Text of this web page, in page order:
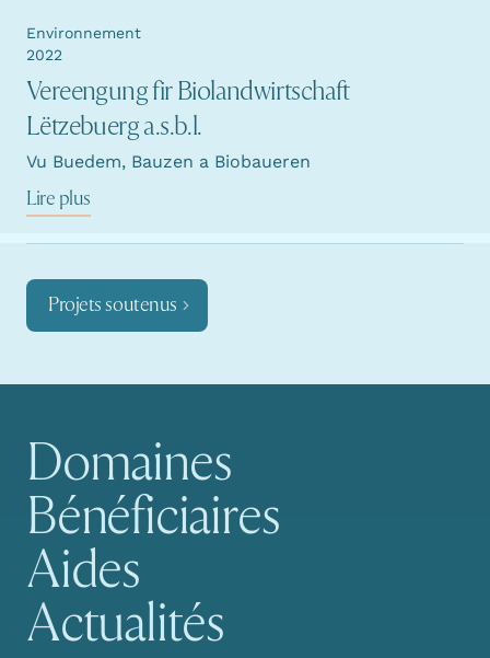
Vereengung fir Biolandwirtschaft
Lëtzebuerg a.s.b.l.
Vu Buedem, Bauzen a Biobaueren
Environnement
2022
Lire plus
Projets soutenus
Navigation principale
Domaines
Bénéficiaires
Aides
Actualités